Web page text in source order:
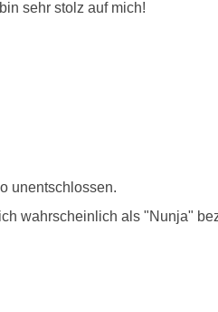
sehr stolz auf mich!
unentschlossen.
wahrscheinlich als "Nunja"